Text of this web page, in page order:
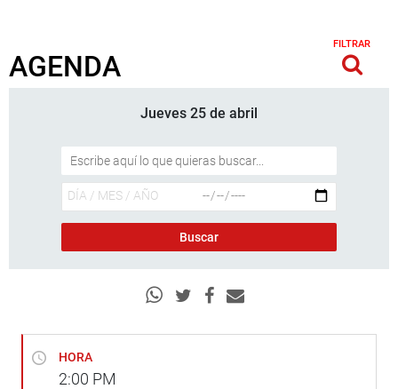
AGENDA
FILTRAR
Jueves 25 de abril
HORA
2:00 PM